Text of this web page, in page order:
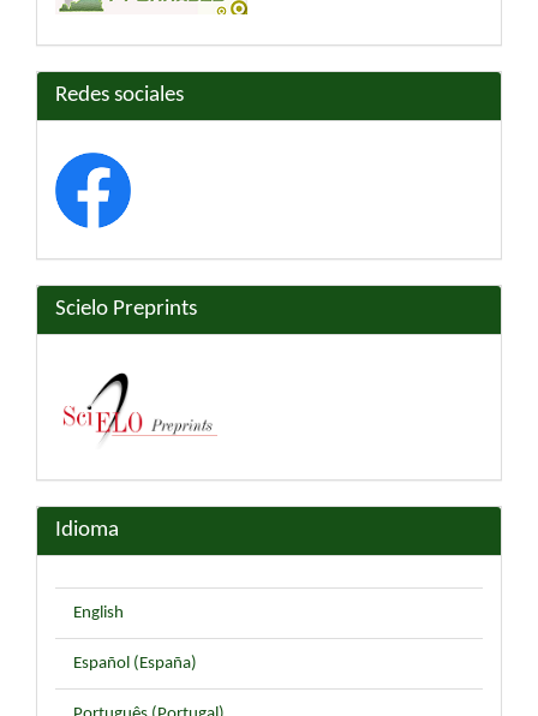
Redes sociales
Scielo Preprints
Idioma
English
Español (España)